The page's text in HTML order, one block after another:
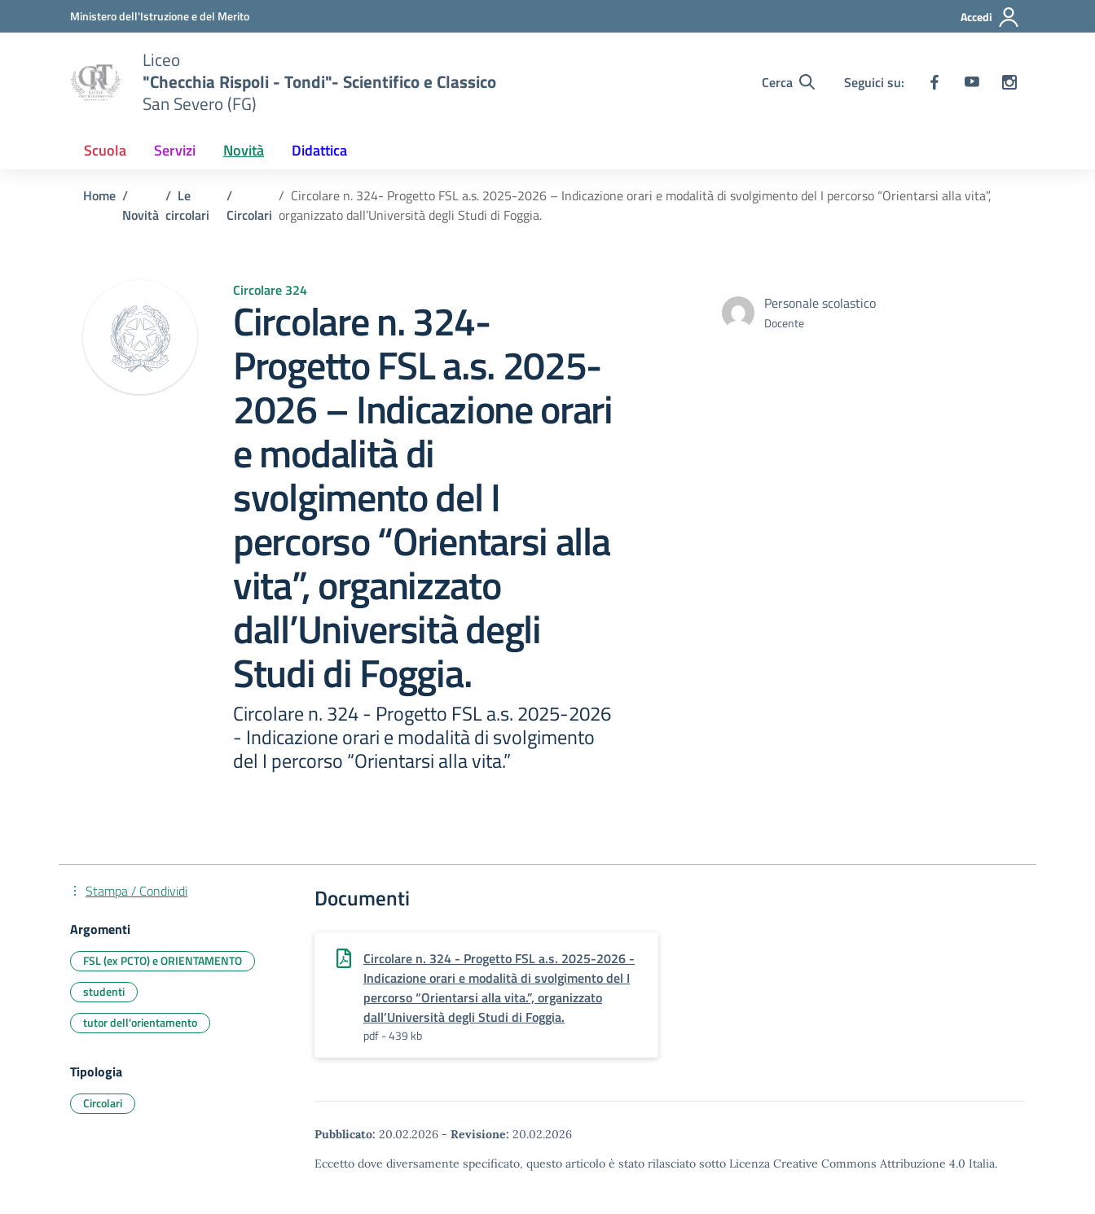
Vai ai contenuti
Vai al menu di navigazioneMinistero dell'Istruzione e del Merito Accedi
Liceo
"Checchia Rispoli - Tondi"- Scientifico e Classico
San Severo (FG)
Cerca Seguici su:
Scuola Servizi Novità Didattica
Home
Novità
Le
circolari
Circolari
Circolare n. 324- Progetto FSL a.s. 2025-2026 – Indicazione orari e modalità di svolgimento del I percorso “Orientarsi alla vita”,
organizzato dall’Università degli Studi di Foggia.
Circolare 324
Circolare n. 324-
Progetto FSL a.s. 2025-
2026 – Indicazione orari
e modalità di
svolgimento del I
percorso “Orientarsi alla
vita”, organizzato
dall’Università degli
Studi di Foggia.
Circolare n. 324 - Progetto FSL a.s. 2025-2026
- Indicazione orari e modalità di svolgimento
del I percorso “Orientarsi alla vita.”
Personale scolastico
Docente
Documenti
Circolare n. 324 - Progetto FSL a.s. 2025-2026 -
Indicazione orari e modalità di svolgimento del I
percorso “Orientarsi alla vita.”, organizzato
dall’Università degli Studi di Foggia.
pdf - 439 kb
Pubblicato: 20.02.2026 - Revisione: 20.02.2026
Eccetto dove diversamente specificato, questo articolo è stato rilasciato sotto Licenza Creative Commons Attribuzione 4.0 Italia.
Stampa / Condividi
Argomenti
FSL (ex PCTO) e ORIENTAMENTO
studenti
tutor dell'orientamento
Tipologia
Circolari